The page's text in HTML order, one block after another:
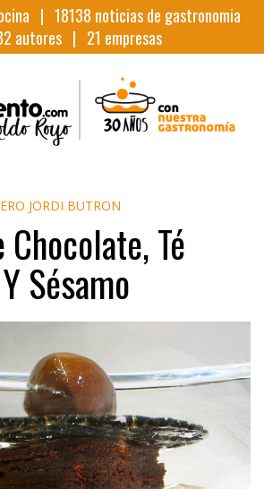
| 18138 noticias de gastronomia
autores | 21 empresas
JORDI BUTRON
Té
Sésamo